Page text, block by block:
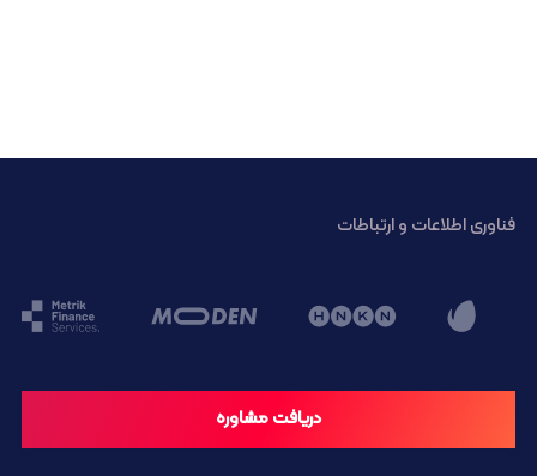
فناوری اطلاعات و ارتباطات
دریافت مشاوره